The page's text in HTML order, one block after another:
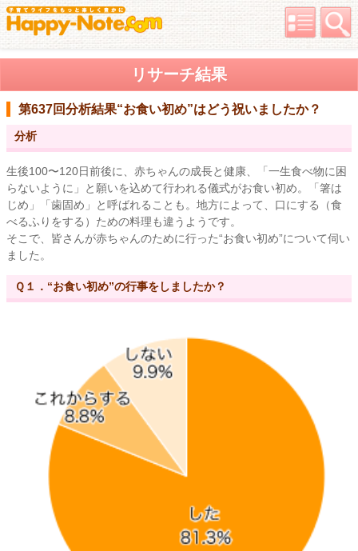
リサーチ結果
第637回分析結果“お食い初め”はどう祝いましたか？
分析
生後100〜120日前後に、赤ちゃんの成長と健康、「一生食べ物に困
らないように」と願いを込めて行われる儀式がお食い初め。「箸は
じめ」「歯固め」と呼ばれることも。地方によって、口にする（食
べるふりをする）ための料理も違うようです。
そこで、皆さんが赤ちゃんのために行った“お食い初め”について伺い
ました。
Ｑ１．“お食い初め”の行事をしましたか？